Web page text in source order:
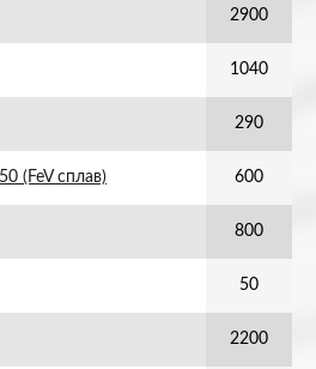
2900
1040
290
(FeV сплав) 600
800
50
2200